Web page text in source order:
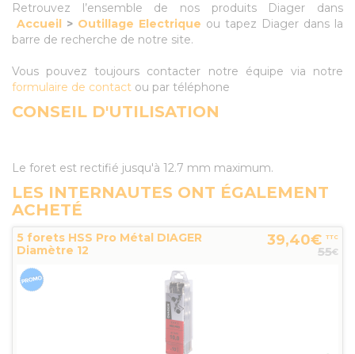
Retrouvez l’ensemble de nos produits Diager dans
Accueil > Outillage Electrique ou tapez Diager dans la
barre de recherche de notre site.
Vous pouvez toujours contacter notre équipe via notre
formulaire de contact ou par téléphone
CONSEIL D'UTILISATION
Le foret est rectifié jusqu'à 12.7 mm maximum.
LES INTERNAUTES ONT ÉGALEMENT
ACHETÉ
5 forets HSS Pro Métal DIAGER
Diamètre 12
39,40€ TTC
55€